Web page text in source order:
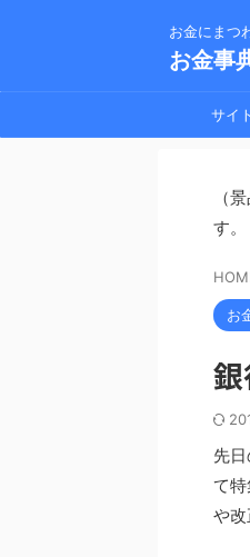
お金にまつ
お金事
サイ
（
す。
お
先
て
や